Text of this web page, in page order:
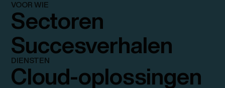
VOOR WIE
Sectoren
Succesverhalen
DIENSTEN
Cloud-oplossingen